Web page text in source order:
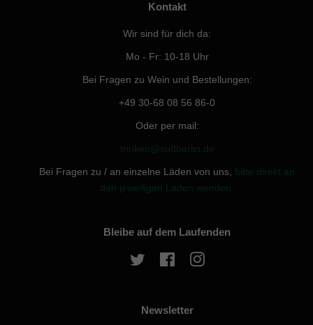
Kontakt
Wir sind für dich da:
Mo - Fr: 10-18 Uhr
Bei Fragen zu Wein und Bestellungen:
+49 30-68 08 56 86-0
Oder per mail:
trinken@suffberlin.de
Bei Fragen zu / an einzelne Läden von uns, bitte direkt an
den jeweiligen Laden wenden.
Bleibe auf dem Laufenden
Twitter Facebook
Newsletter